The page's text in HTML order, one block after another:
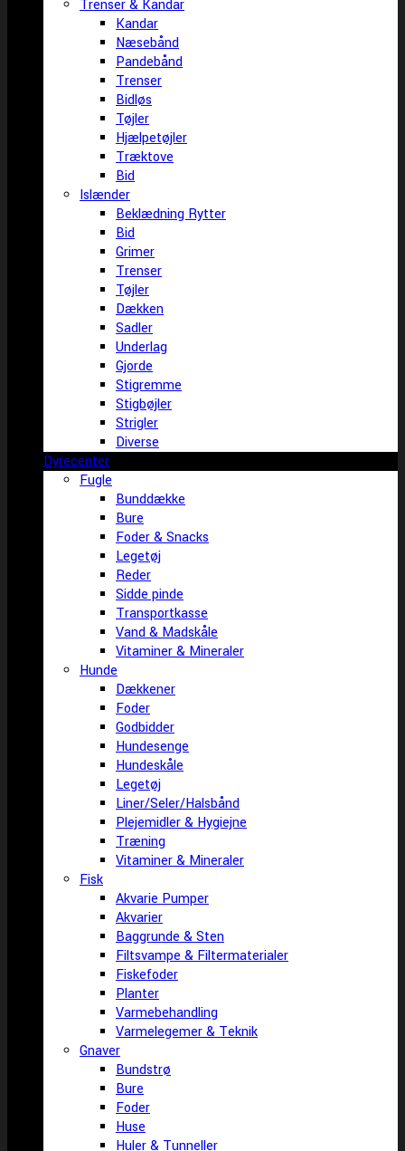
Trenser & Kandar
Kandar
Næsebånd
Pandebånd
Trenser
Bidløs
Tøjler
Hjælpetøjler
Træktove
Bid
Islænder
Beklædning Rytter
Bid
Grimer
Trenser
Tøjler
Dækken
Sadler
Underlag
Gjorde
Stigremme
Stigbøjler
Strigler
Diverse
Dyrecenter
Fugle
Bunddække
Bure
Foder & Snacks
Legetøj
Reder
Sidde pinde
Transportkasse
Vand & Madskåle
Vitaminer & Mineraler
Hunde
Dækkener
Foder
Godbidder
Hundesenge
Hundeskåle
Legetøj
Liner/Seler/Halsbånd
Plejemidler & Hygiejne
Træning
Vitaminer & Mineraler
Fisk
Akvarie Pumper
Akvarier
Baggrunde & Sten
Filtsvampe & Filtermaterialer
Fiskefoder
Planter
Varmebehandling
Varmelegemer & Teknik
Gnaver
Bundstrø
Bure
Foder
Huse
Huler & Tunneller